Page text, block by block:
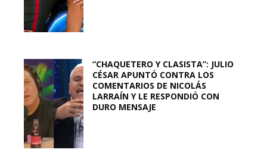
“CHAQUETERO Y CLASISTA”: JULIO
CÉSAR APUNTÓ CONTRA LOS
COMENTARIOS DE NICOLÁS
LARRAÍN Y LE RESPONDIÓ CON
DURO MENSAJE